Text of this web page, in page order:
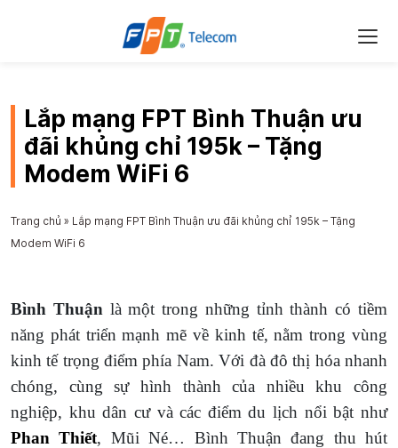
Lắp mạng FPT Bình Thuận ưu
đãi khủng chỉ 195k – Tặng
Modem WiFi 6
Trang chủ » Lắp mạng FPT Bình Thuận ưu đãi khủng chỉ 195k – Tặng
Modem WiFi 6
Bình Thuận là một trong những tỉnh thành có tiềm
năng phát triển mạnh mẽ về kinh tế, nằm trong vùng
kinh tế trọng điểm phía Nam. Với đà đô thị hóa nhanh
chóng, cùng sự hình thành của nhiều khu công
nghiệp, khu dân cư và các điểm du lịch nổi bật như
Phan Thiết, Mũi Né… Bình Thuận đang thu hút